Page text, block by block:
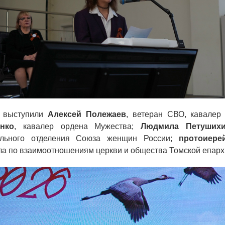
Алексей Полежаев, ветеран СВО, кавалер
, кавалер ордена Мужества; Людмила
отделения Союза женщин России;
по взаимоотношениям церкви и общества Томской